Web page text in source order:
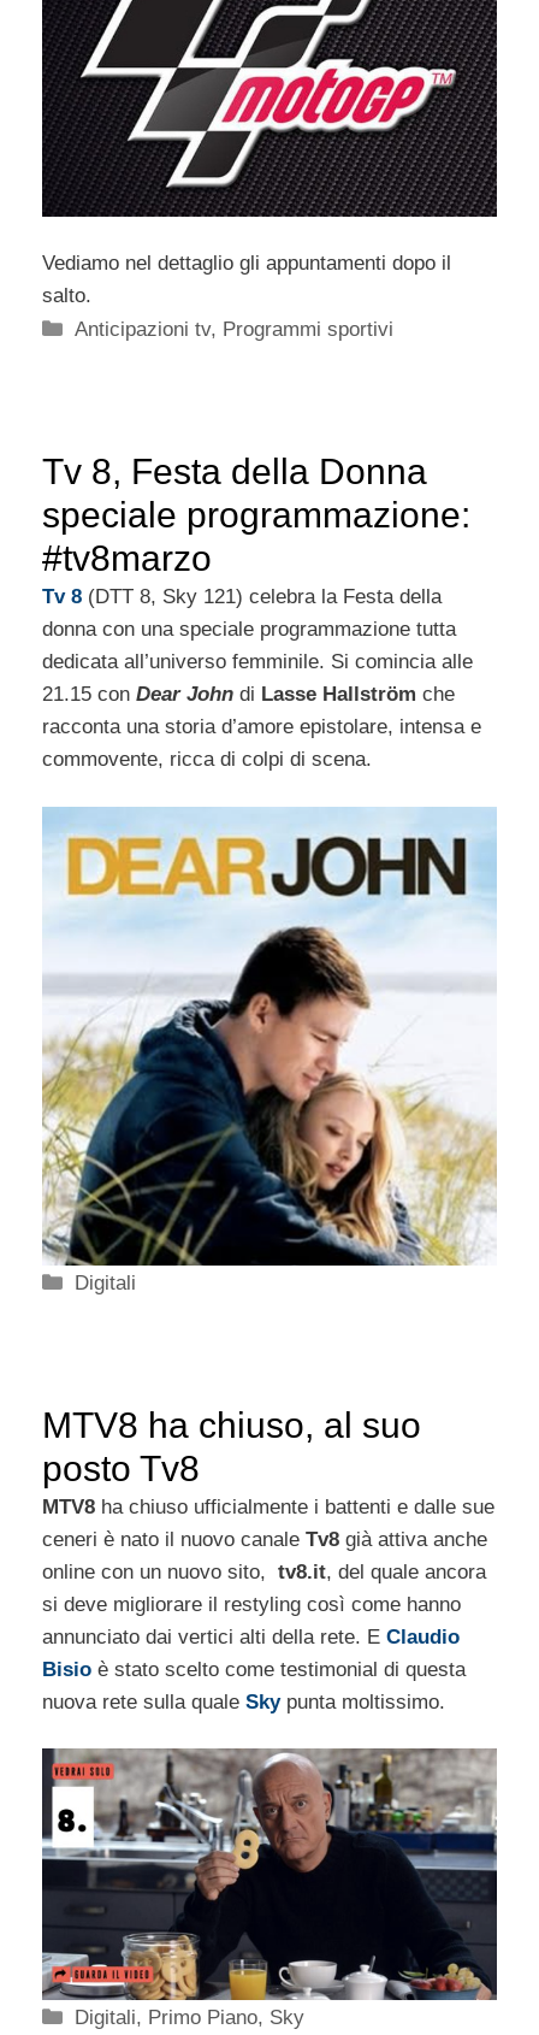
Vediamo nel dettaglio gli appuntamenti dopo il
salto.
Categorie
Anticipazioni tv, Programmi sportivi
Tv 8, Festa della Donna
speciale programmazione:
#tv8marzo
Tv 8 (DTT 8, Sky 121) celebra la Festa della
donna con una speciale programmazione tutta
dedicata all’universo femminile. Si comincia alle
21.15 con Dear John di Lasse Hallström che
racconta una storia d’amore epistolare, intensa e
commovente, ricca di colpi di scena.
Categorie
Digitali
MTV8 ha chiuso, al suo
posto Tv8
MTV8 ha chiuso ufficialmente i battenti e dalle sue
ceneri è nato il nuovo canale Tv8 già attiva anche
online con un nuovo sito, tv8.it, del quale ancora
si deve migliorare il restyling così come hanno
annunciato dai vertici alti della rete. E Claudio
Bisio è stato scelto come testimonial di questa
nuova rete sulla quale Skypunta moltissimo.
Categorie
Digitali, Primo Piano, Sky